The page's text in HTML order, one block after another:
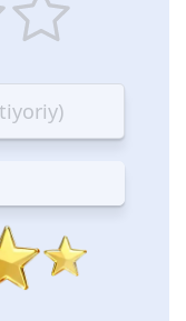
stars
—
Excellent